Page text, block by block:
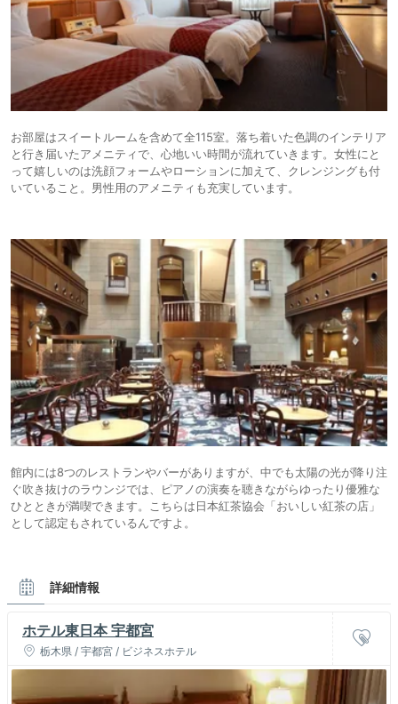
お部屋はスイートルームを含めて全115室。落ち着いた色調のインテリア
と行き届いたアメニティで、心地いい時間が流れていきます。女性にと
って嬉しいのは洗顔フォームやローションに加えて、クレンジングも付
いていること。男性用のアメニティも充実しています。
館内には8つのレストランやバーがありますが、中でも太陽の光が降り注
ぐ吹き抜けのラウンジでは、ピアノの演奏を聴きながらゆったり優雅な
ひとときが満喫できます。こちらは日本紅茶協会「おいしい紅茶の店」
として認定もされているんですよ。
詳細情報
ホテル東日本 宇都宮
栃木県 / 宇都宮 / ビジネスホテル